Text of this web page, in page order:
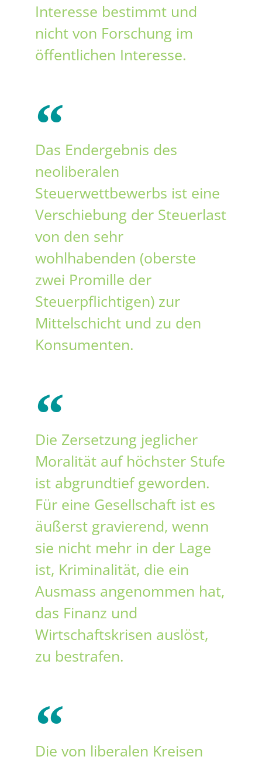
Interesse bestimmt und
nicht von Forschung im
öffentlichen Interesse.
Das Endergebnis des
neoliberalen
Steuerwettbewerbs ist eine
Verschiebung der Steuerlast
von den sehr
wohlhabenden (oberste
zwei Promille der
Steuerpflichtigen) zur
Mittelschicht und zu den
Konsumenten.
Die Zersetzung jeglicher
Moralität auf höchster Stufe
ist abgrundtief geworden.
Für eine Gesellschaft ist es
äußerst gravierend, wenn
sie nicht mehr in der Lage
ist, Kriminalität, die ein
Ausmass angenommen hat,
das Finanz und
Wirtschaftskrisen auslöst,
zu bestrafen.
Die von liberalen Kreisen